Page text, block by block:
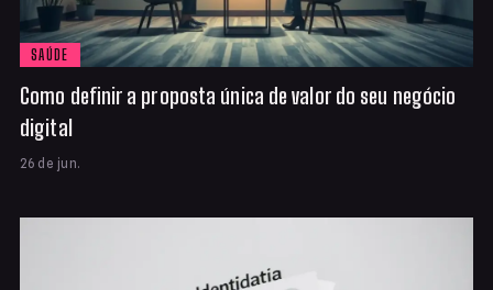
SAÚDE
Como definir a proposta única de valor do seu negócio
digital
26 de jun.